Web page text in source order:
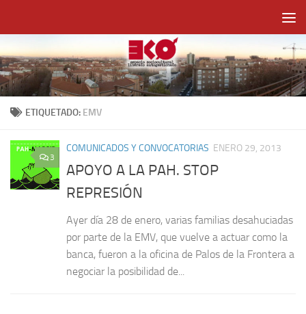
ETIQUETADO: EMV
3
COMUNICADOS Y CONVOCATORIAS ENERO 29, 2013
APOYO A LA PAH. STOP
REPRESIÓN
Ayer día 28 de enero, varias familias desahuciadas
por parte de la EMV, que vuelve a actuar como la
banca, fueron a la oficina de Palos de la Frontera a
negociar la posibilidad de...